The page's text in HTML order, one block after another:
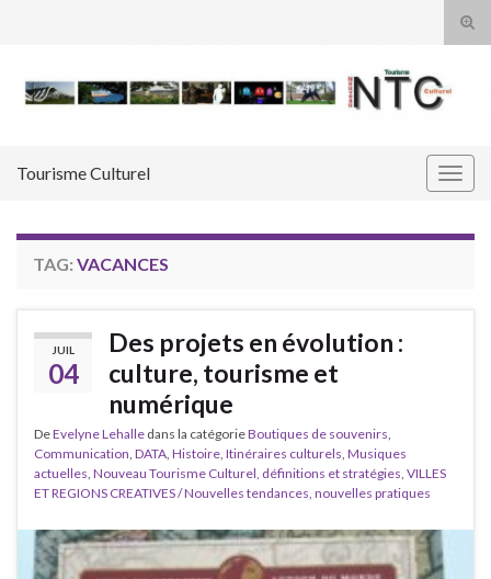
Tourisme Culturel
TAG: VACANCES
JUIL
04
Des projets en évolution :
culture, tourisme et
numérique
DeEvelyne Lehalle dans la catégorieBoutiques de souvenirs,
Communication, DATA, Histoire, Itinéraires culturels, Musiques
actuelles, Nouveau Tourisme Culturel, définitions et stratégies, VILLES
ET REGIONS CREATIVES / Nouvelles tendances, nouvelles pratiques